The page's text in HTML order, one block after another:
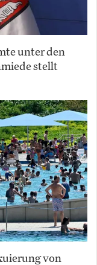
unter den
stellt
von